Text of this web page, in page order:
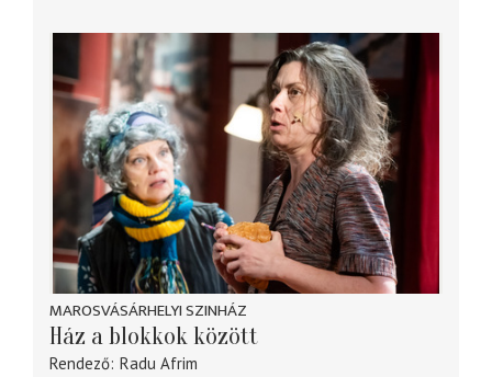
MAROSVÁSÁRHELYI SZINHÁZ
Ház a blokkok között
Rendező Radu Afrim